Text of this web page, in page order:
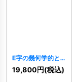
E字の幾何学的と
情熱的成長ロゴ
11029 ]
19,800円(税込)